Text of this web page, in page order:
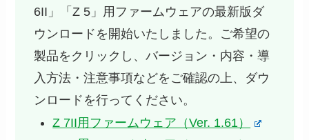
6II」「Z 5」用ファームウェアの最新版ダ
ウンロードを開始いたしました。ご希望の
製品をクリックし、バージョン・内容・導
入方法・注意事項などをご確認の上、ダウ
ンロードを行ってください。
Z 7II用ファームウェア（Ver. 1.61）